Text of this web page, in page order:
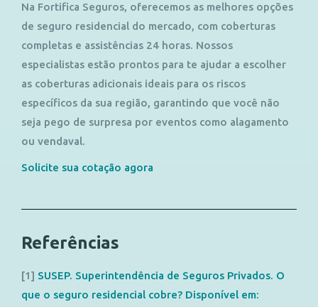
Na Fortifica Seguros, oferecemos as melhores opções
de seguro residencial do mercado, com coberturas
completas e assistências 24 horas. Nossos
especialistas estão prontos para te ajudar a escolher
as coberturas adicionais ideais para os riscos
específicos da sua região, garantindo que você não
seja pego de surpresa por eventos como alagamento
ou vendaval.
Solicite sua cotação agora
Referências
[1] SUSEP. Superintendência de Seguros Privados. O
que o seguro residencial cobre? Disponível em: